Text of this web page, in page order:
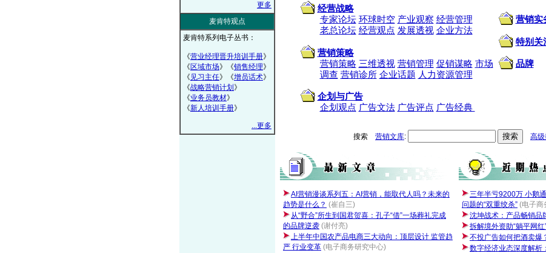
更多
麦肯特观点
麦肯特系列电子丛书：
《营业经理晋升培训手册》
《 区域市场》《销售经理》
《 见习主任》《增员话术》
《战略营销计划 》
《业务员教材》
《新人培训手册》
...更多
经营战略
专家论坛 环球时空 产业观察 经营管理
老总论坛 经营观点 发展透视 企业方法
营销策略
营销策略 三维透视 营销管理 促销谋略 市场
调查 营销诊所 企业话题 人力资源管理
企划与广告
企划观点 广告文法 广告评点 广告经典
营销实
特别关
品牌
搜索 营销文库: 高
AI营销漫谈系列五：AI营销，能取代人吗？未来的
趋势是什么？ (崔自三)
从“野合”所生到国君贺喜：孔子“借”一场葬礼完成
的品牌逆袭 (谢付亮)
上半年中国农产品电商三大动向：顶层设计 监管趋
严 行业变革 (电子商务研究中心)
三年半亏9200万 小鹅
问题的“双重绞杀” (电子商
沈坤战术：产品畅销品
拆解境外资助“躺平网
不投广告如何把酒卖爆
数字经济业态深度解析